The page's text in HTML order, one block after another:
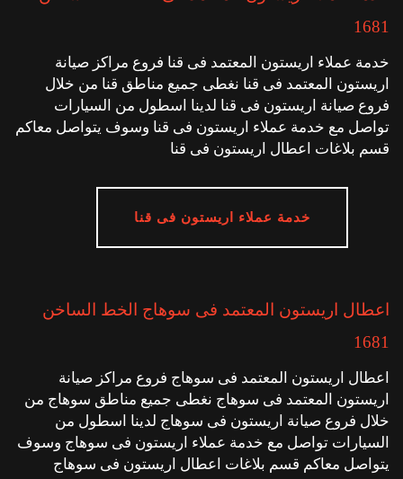
1681
خدمة عملاء اريستون المعتمد فى قنا فروع مراكز صيانة
اريستون المعتمد فى قنا نغطى جميع مناطق قنا من خلال
فروع صيانة اريستون فى قنا لدينا اسطول من السيارات
تواصل مع خدمة عملاء اريستون فى قنا وسوف يتواصل معاكم
قسم بلاغات اعطال اريستون فى قنا
خدمة عملاء اريستون فى قنا
اعطال اريستون المعتمد فى سوهاج الخط الساخن
1681
اعطال اريستون المعتمد فى سوهاج فروع مراكز صيانة
اريستون المعتمد فى سوهاج نغطى جميع مناطق سوهاج من
خلال فروع صيانة اريستون فى سوهاج لدينا اسطول من
السيارات تواصل مع خدمة عملاء اريستون فى سوهاج وسوف
يتواصل معاكم قسم بلاغات اعطال اريستون فى سوهاج